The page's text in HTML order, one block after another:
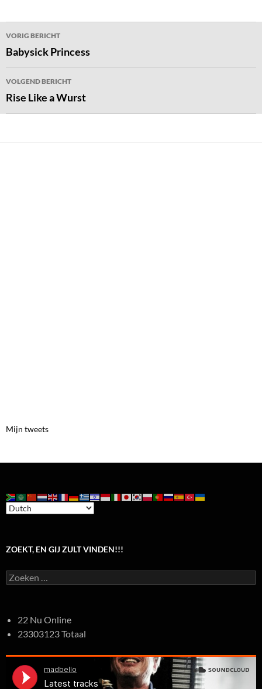
Bericht
navigatie
VORIG BERICHT
Babysick Princess
VOLGEND BERICHT
Rise Like a Wurst
Mijn tweets
ZOEKT, EN GIJ ZULT VINDEN!!!
Zoeken
naar:
22 Nu Online
23303123 Totaal